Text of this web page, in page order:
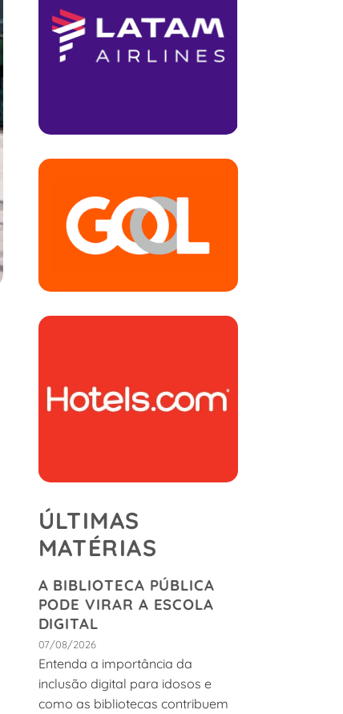
ÚLTIMAS
MATÉRIAS
A BIBLIOTECA PÚBLICA
PODE VIRAR A ESCOLA
DIGITAL
07/08/2026
Entenda a importância da
inclusão digital para idosos e
como as bibliotecas contribuem